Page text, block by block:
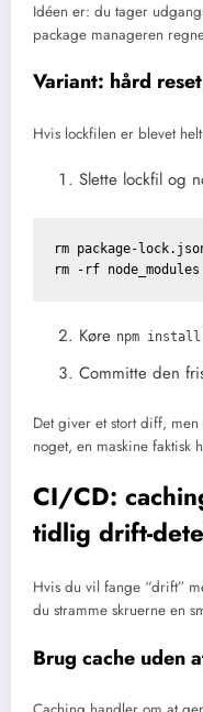
Idéen er: du tager
package manageren
Variant: hård
Hvis lockfilen er blevet
Slette lockfil og
rm package-
Køre npm install
Committe den
Det giver et stort diff,
noget, en maskine faktisk
CI/CD:
tidlig drift-
Hvis du vil fange “drift”
du stramme skruerne en
Brug cache uden